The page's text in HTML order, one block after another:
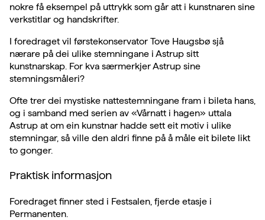
nokre få eksempel på uttrykk som går att i kunstnaren sine
verkstitlar og handskrifter.
I foredraget vil førstekonservator Tove Haugsbø sjå
nærare på dei ulike stemningane i Astrup sitt
kunstnarskap. For kva særmerkjer Astrup sine
stemningsmåleri?
Ofte trer dei mystiske nattestemningane fram i bileta hans,
og i samband med serien av «Vårnatt i hagen» uttala
Astrup at om ein kunstnar hadde sett eit motiv i ulike
stemningar, så ville den aldri finne på å måle eit bilete likt
to gonger.
Praktisk informasjon
Foredraget finner sted i Festsalen, fjerde etasje i
Permanenten.